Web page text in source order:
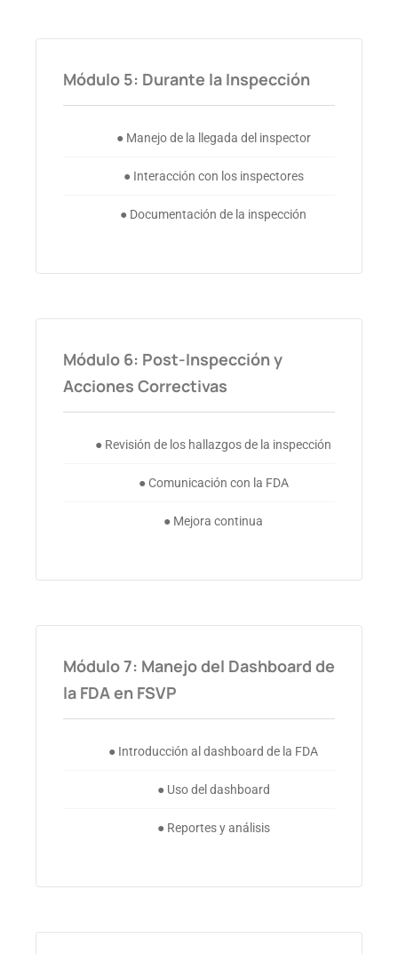
Módulo 5: Durante la Inspección
● Manejo de la llegada del inspector
● Interacción con los inspectores
● Documentación de la inspección
Módulo 6: Post-Inspección y
Acciones Correctivas
● Revisión de los hallazgos de la inspección
● Comunicación con la FDA
● Mejora continua
Módulo 7: Manejo del Dashboard de
la FDA en FSVP
● Introducción al dashboard de la FDA
● Uso del dashboard
● Reportes y análisis